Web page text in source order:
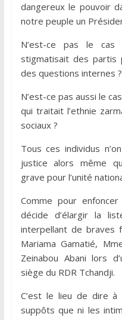
dangereux le pouvoir
notre peuple un
N’est-ce pas le cas
stigmatisait des partis
des questions internes ?
N’est-ce pas aussi le
qui traitait l’ethnie
sociaux ?
Tous ces individus
justice alors même
grave pour l’unité
Comme pour
décide d’élargir la
interpellant de braves
Mariama Gamatié,
Zeinabou Abani lors
siège du RDR Tchandji.
C’est le lieu de dire à
suppôts que ni les